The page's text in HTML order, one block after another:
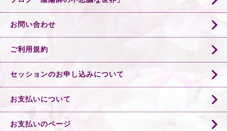
お問い合わせ
ご利用規約
セッションのお申し込みについて
お支払いについて
お支払いのページ